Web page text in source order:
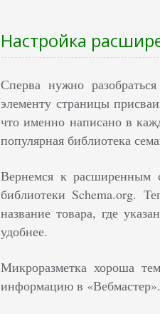
Настройка
Сперва нужно
элементу страницы
что именно написано в
популярная библиотека
Вернемся к расширенным
библиотеки Schema.org.
название товара, где
удобнее.
Микроразметка хороша
информацию в